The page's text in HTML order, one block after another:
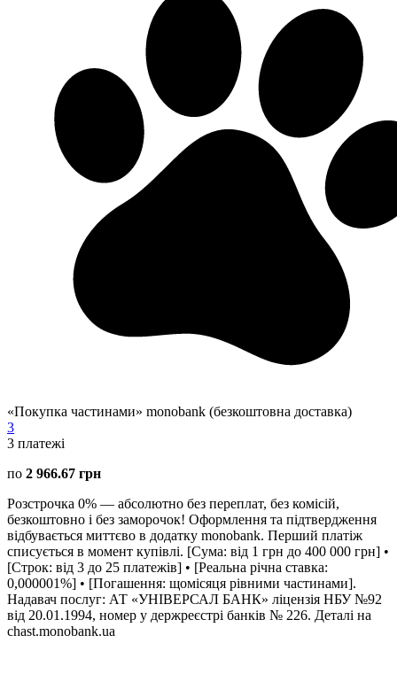
«Покупка частинами» monobank (безкоштовна доставка)
3
3 платежі
по 2 966.67 грн
Розстрочка 0% — абсолютно без переплат, без комісій,
безкоштовно і без заморочок! Оформлення та підтвердження
відбувається миттєво в додатку monobank. Перший платіж
списується в момент купівлі. [Сума: від 1 грн до 400 000 грн] •
[Строк: від 3 до 25 платежів] • [Реальна річна ставка:
0,000001%] • [Погашення: щомісяця рівними частинами].
Надавач послуг: АТ «УНІВЕРСАЛ БАНК» ліцензія НБУ №92
від 20.01.1994, номер у держреєстрі банків № 226. Деталі на
chast.monobank.ua